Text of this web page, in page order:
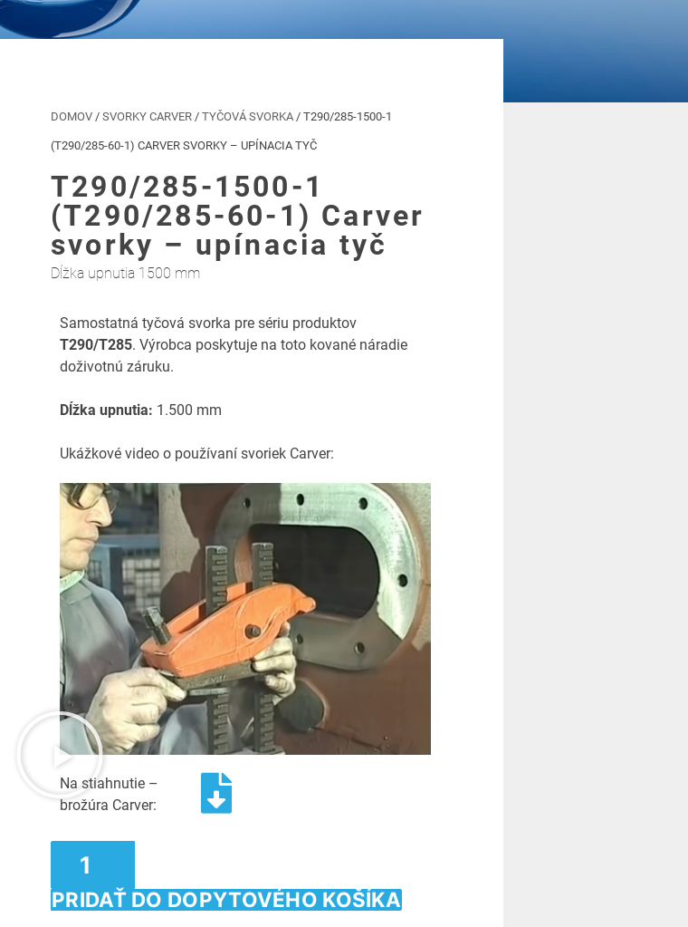
DOMOV / SVORKY CARVER / TYČOVÁ SVORKA / T290/285-1500-1
(T290/285-60-1) CARVER SVORKY – UPÍNACIA TYČ
T290/285-1500-1
(T290/285-60-1) Carver
svorky – upínacia tyč
Dĺžka upnutia 1500 mm
Samostatná tyčová svorka pre sériu produktov
T290/T285. Výrobca poskytuje na toto kované náradie
doživotnú záruku.
Dĺžka upnutia: 1.500 mm
Ukážkové video o používaní svoriek Carver:
Na stiahnutie –
brožúra Carver:
PRIDAŤ DO DOPYTOVÉHO KOŠÍKA